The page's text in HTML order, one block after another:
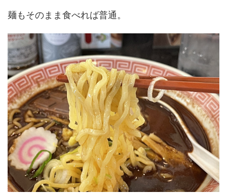
麺もそのまま食べれば普通。